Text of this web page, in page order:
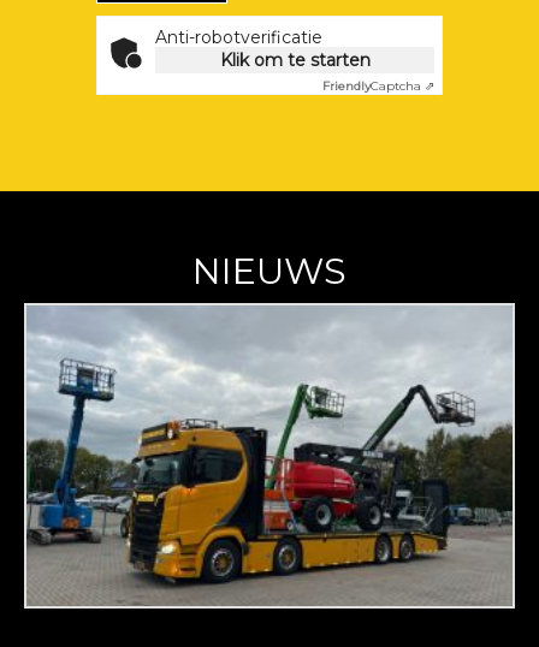
Anti-robotverificatie
Klik om te starten
FriendlyCaptcha ⇗
NIEUWS